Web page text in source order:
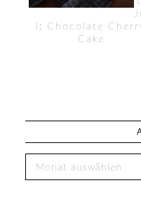
l: Chocolate
Cake